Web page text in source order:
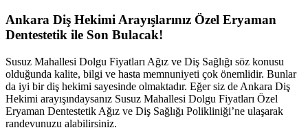
Ankara Diş Hekimi Arayışlarınız Özel Eryaman
Dentestetik ile Son Bulacak!
Susuz Mahallesi Dolgu Fiyatları Ağız ve Diş Sağlığı söz konusu
olduğunda kalite, bilgi ve hasta memnuniyeti çok önemlidir. Bunlar
da iyi bir diş hekimi sayesinde olmaktadır. Eğer siz de Ankara Diş
Hekimi arayışındaysanız Susuz Mahallesi Dolgu Fiyatları Özel
Eryaman Dentestetik Ağız ve Diş Sağlığı Polikliniği’ne ulaşarak
randevunuzu alabilirsiniz.